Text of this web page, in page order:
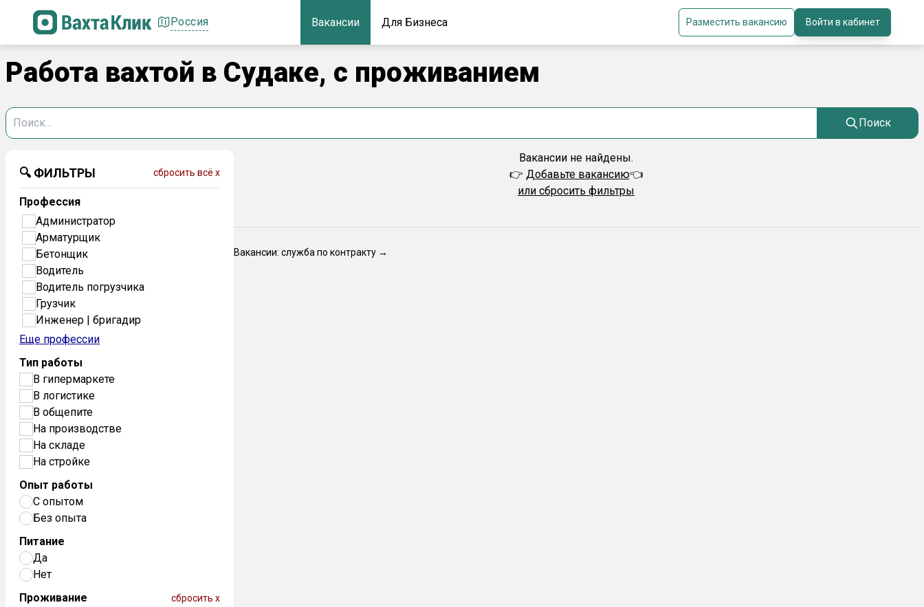
Россия Вакансии Для Бизнеса Разместить вакансию Войти в кабинет
Работа вахтой в Судаке, с проживанием
Поиск
🔍 ФИЛЬТРЫ сбросить всё x
Профессия
Администратор
Арматурщик
Бетонщик
Водитель
Водитель погрузчика
Грузчик
Инженер | бригадир
Еще профессии
Тип работы
В гипермаркете
В логистике
В общепите
На производстве
На складе
На стройке
Опыт работы
С опытом
Без опыта
Питание
Да
Нет
Проживание
сбросить x
Вакансии не найдены.
👉 Добавьте вакансию👈
или сбросить фильтры
Вакансии: служба по контракту →